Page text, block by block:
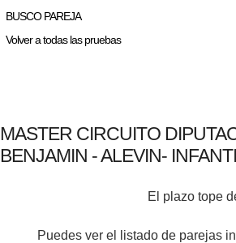
BUSCO PAREJA
Volver a todas las pruebas
MASTER CIRCUITO
BENJAMIN - ALEVIN-
El plazo tope
Puedes ver el listado de parejas